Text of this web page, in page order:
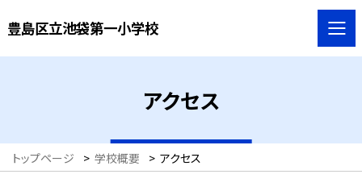
豊島区立池袋第一小学校
アクセス
トップページ > 学校概要 > アクセス